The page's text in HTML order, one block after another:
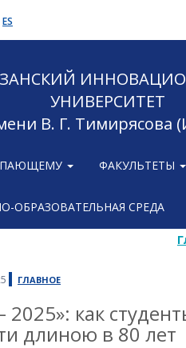
ES
УНИВЕРСИТЕТ
В. Г. Тимирясова
ФАКУЛЬТЕТЫ
ОБРАЗОВАТЕЛЬНАЯ СРЕДА
ГЛАВНОЕ
2025»: как
длиною в 80 лет